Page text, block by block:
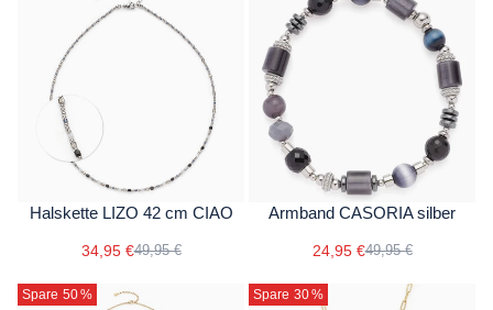
Halskette LIZO 42 cm CIAO
34,95 €49,95 €
Armband CASORIA silber
24,95 €49,95 €
Spare 50% Spare 30%